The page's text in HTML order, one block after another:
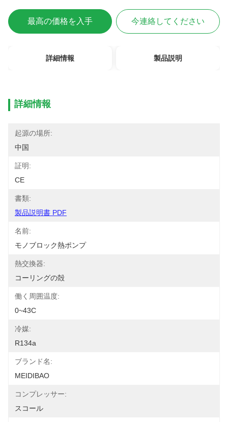
最高の価格を入手 今連絡してください
詳細情報 製品説明
詳細情報
起源の場所:
中国
証明:
CE
書類:
製品説明書 PDF
名前:
モノブロック熱ポンプ
熱交換器:
コーリングの殻
働く周囲温度:
0~43C
冷媒:
R134a
ブランド名:
MEIDIBAO
コンプレッサー:
スコール